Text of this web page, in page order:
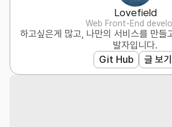
Lovefield
Web Front-End
하고싶은게 많고, 나만의 서비스를 만들
발자입니다.
Git Hub
글 보기